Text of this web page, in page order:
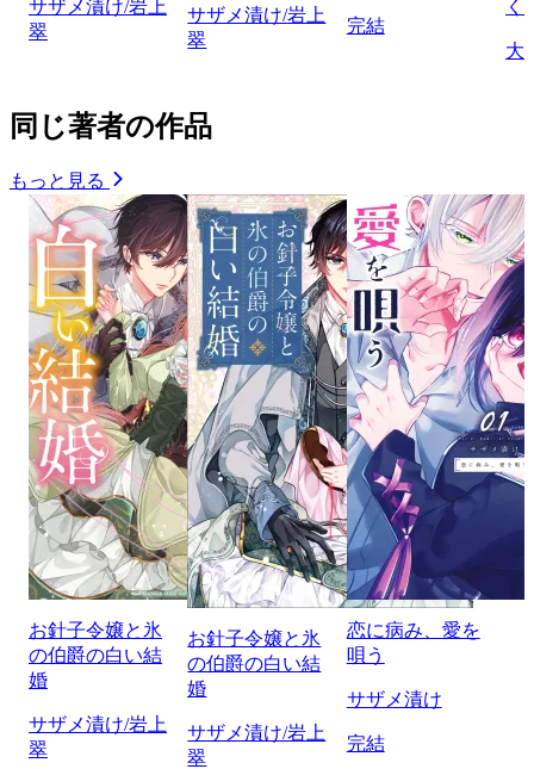
サザメ漬け/岩上
翠
サザメ漬け/岩上
翠
完結
く
大
同じ著者の作品
もっと見る
お針子令嬢と氷
の伯爵の白い結
婚
サザメ漬け/岩上
翠
お針子令嬢と氷
の伯爵の白い結
婚
サザメ漬け/岩上
翠
恋に病み、愛を
唄う
サザメ漬け
完結